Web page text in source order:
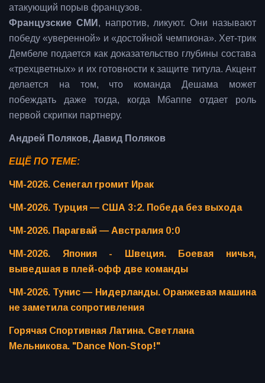
атакующий порыв французов.
Французские СМИ , напротив, ликуют. Они называют
победу «уверенной» и «достойной чемпиона». Хет-трик
Дембеле подается как доказательство глубины состава
«трехцветных» и их готовности к защите титула. Акцент
делается на том, что команда Дешама может
побеждать даже тогда, когда Мбаппе отдает роль
первой скрипки партнеру.
Андрей Поляков, Давид Поляков
ЕЩЁ ПО ТЕМЕ:
ЧМ-2026. Сенегал громит Ирак
ЧМ-2026. Турция — США 3:2. Победа без выхода
ЧМ-2026. Парагвай — Австралия 0:0
ЧМ-2026. Япония - Швеция. Боевая ничья,
выведшая в плей-офф две команды
ЧМ-2026. Тунис — Нидерланды. Оранжевая машина
не заметила сопротивления
Горячая Спортивная Латина. Светлана
Мельникова. "Dance Non-Stop!"